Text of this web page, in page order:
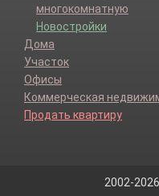
многокомнатную
Новостройки
Дома
Участок
Офисы
Коммерческая
Продать квартиру
2002-